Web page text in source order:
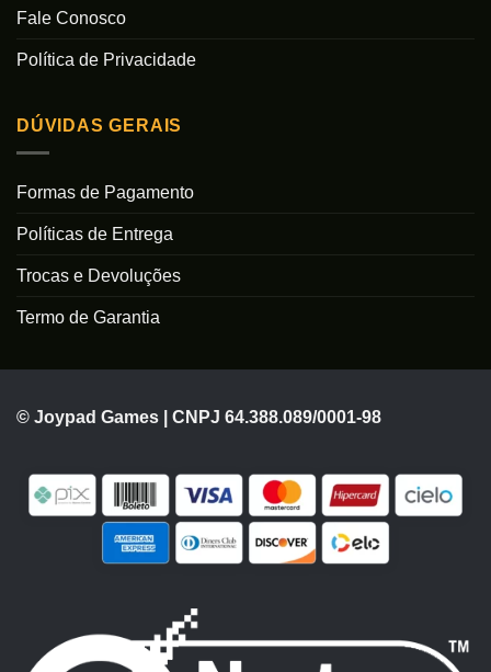
Fale Conosco
Política de Privacidade
DÚVIDAS GERAIS
Formas de Pagamento
Políticas de Entrega
Trocas e Devoluções
Termo de Garantia
© Joypad Games | CNPJ 64.388.089/0001-98